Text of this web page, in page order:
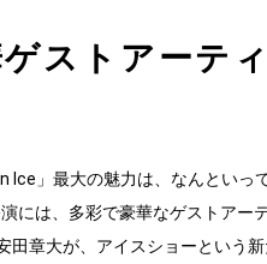
ストアーテ
Ice」最大の魅力は、なんとい
には、多彩で豪華なゲストアー
田章大が、アイスショーという